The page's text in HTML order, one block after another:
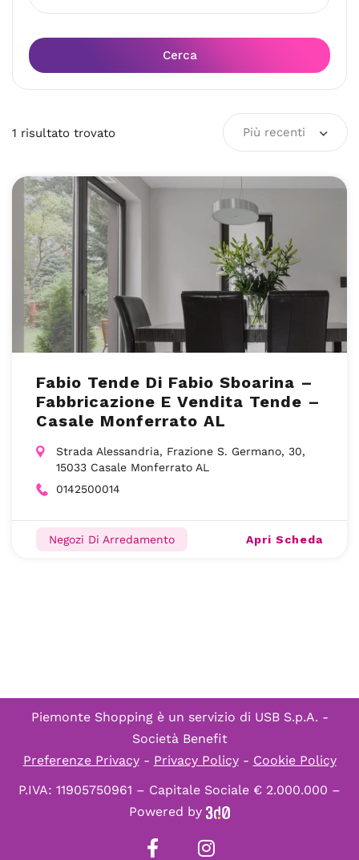
Cerca
1 risultato trovato Più recenti
Fabio Tende Di Fabio Sboarina –
Fabbricazione E Vendita Tende –
Casale Monferrato AL
Strada Alessandria, Frazione S. Germano, 30,
15033 Casale Monferrato AL
0142500014
Negozi Di Arredamento Apri Scheda
Piemonte Shopping è un servizio di USB S.p.A. -
Società Benefit
Preferenze Privacy- Privacy Policy- Cookie Policy
P.IVA: 11905750961 – Capitale Sociale € 2.000.000 –
Powered by